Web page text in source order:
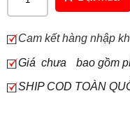
Cam kết hàng nhập
Giá chưa
bao gồm
SHIP COD TOÀN